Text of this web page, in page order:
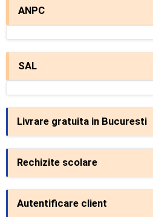
ANPC
SAL
Livrare gratuita in Bucuresti
Rechizite scolare
Autentificare client